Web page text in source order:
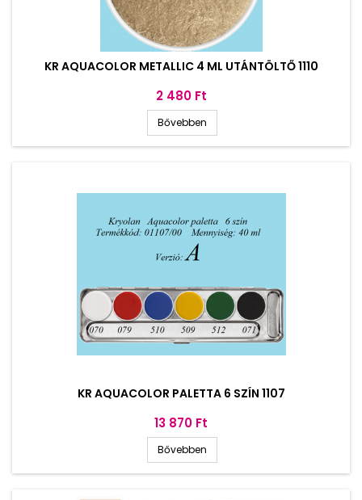
KR AQUACOLOR METALLIC 4 ML UTÁNTÖLTŐ 1110
Ár
2 480 Ft
Bővebben
KR AQUACOLOR PALETTA 6 SZÍN 1107
Ár
13 870 Ft
Bővebben